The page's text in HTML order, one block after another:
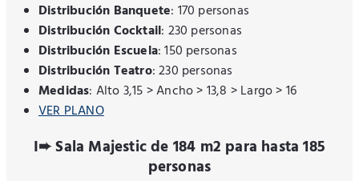
Distribución Banquete: 170 personas
Distribución Cocktail: 230 personas
Distribución Escuela: 150 personas
Distribución Teatro: 230 personas
Medidas: Alto 3,15 > Ancho > 13,8 > Largo > 16
VER PLANO
I➨ Sala Majestic de 184 m2 para hasta 185
personas